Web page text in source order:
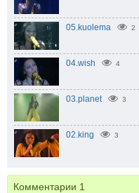
05.kuolema 2
04.wish 4
03.planet 3
02.king 3
Комментарии 1